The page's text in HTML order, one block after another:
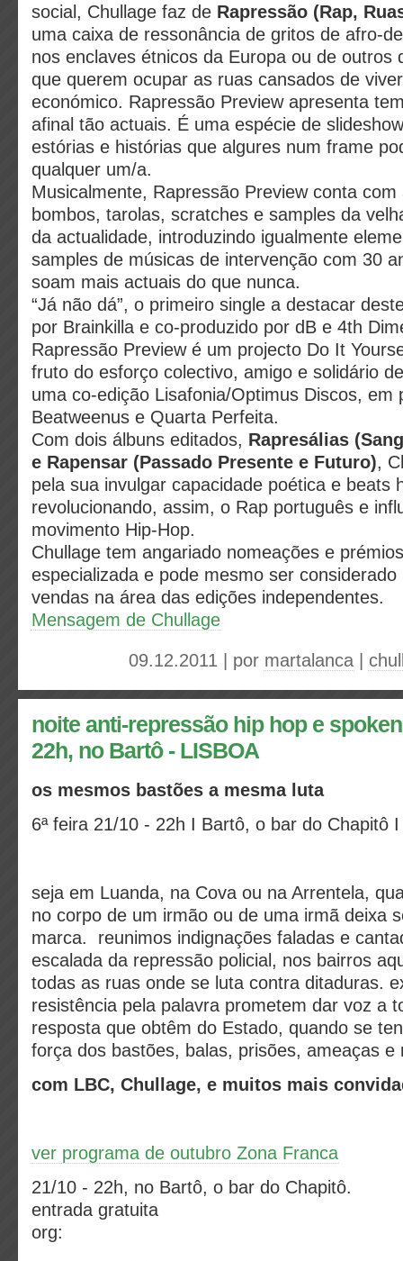
social, Chullage faz de Rapressão (Rap,
uma caixa de ressonância de gritos de afro-
nos enclaves étnicos da Europa ou de outros
que querem ocupar as ruas cansados de
económico. Rapressão Preview apresenta
afinal tão actuais. É uma espécie de
estórias e histórias que algures num frame
qualquer um/a.
Musicalmente, Rapressão Preview conta com
bombos, tarolas, scratches e samples da
da actualidade, introduzindo igualmente
samples de músicas de intervenção com 30
soam mais actuais do que nunca.
“Já não dá”, o primeiro single a destacar
por Brainkilla e co-produzido por dB e 4th
Rapressão Preview é um projecto Do It
fruto do esforço colectivo, amigo e solidário
uma co-edição Lisafonia/Optimus Discos, em
Beatweenus e Quarta Perfeita.
Com dois álbuns editados, Rapresálias
e Rapensar (Passado Presente e Futuro),
pela sua invulgar capacidade poética e beats
revolucionando, assim, o Rap português e
movimento Hip-Hop.
Chullage tem angariado nomeações e
especializada e pode mesmo ser
vendas na área das edições independentes.
Mensagem de Chullage
09.12.2011 | por martalanca |
noite anti-repressão hip hop e
22h, no Bartô - LISBOA
os mesmos bastões a mesma luta
6ª feira 21/10 - 22h I Bartô, o bar do Chapitô
seja em Luanda, na Cova ou na Arrentela,
no corpo de um irmão ou de uma irmã deixa
marca. reunimos indignações faladas e
escalada da repressão policial, nos bairros
todas as ruas onde se luta contra ditaduras.
resistência pela palavra prometem dar voz a
resposta que obtêm do Estado, quando se
força dos bastões, balas, prisões, ameaças e
com LBC, Chullage, e muitos mais
ver programa de outubro Zona Franca
21/10 - 22h, no Bartô, o bar do Chapitô.
entrada gratuita
org: